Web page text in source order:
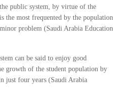
public system, by virtue of the
the most frequented by the population
problem (Saudi Arabia Education
can be said to enjoy good
growth of the student population by
just four years (Saudi Arabia